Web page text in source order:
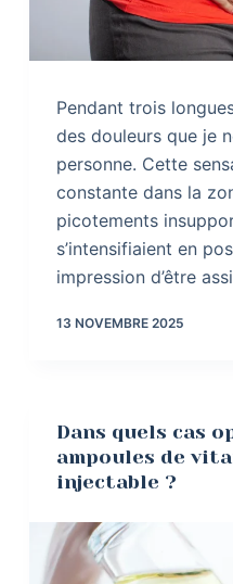
Pendant trois
des douleurs que je
personne. Cette
constante dans la
picotements
s’intensifiaient en
impression d’être
13 NOVEMBRE 2025
Dans quels cas
ampoules de
injectable ?